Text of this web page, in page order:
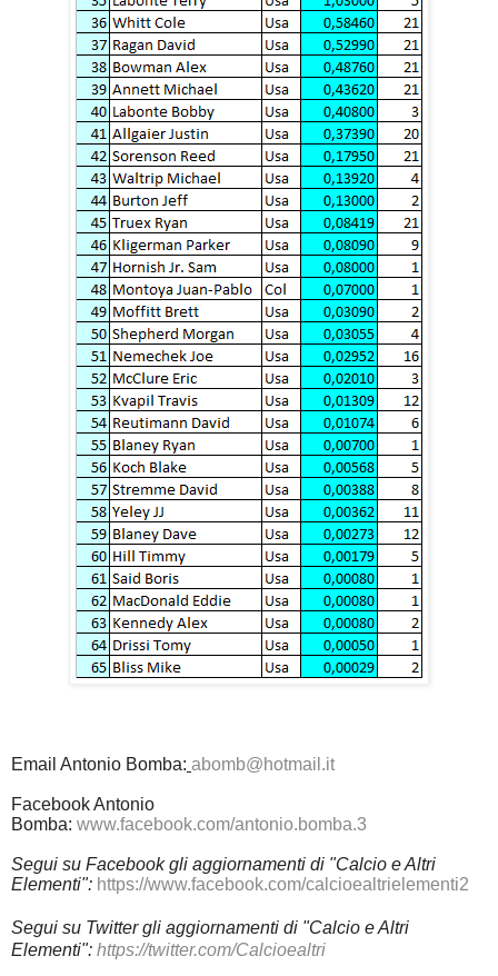
Email Antonio Bomba: abomb@hotmail.it
Facebook Antonio
Bomba: www.facebook.com/antonio.bomba.3
Segui su Facebook gli aggiornamenti di "Calcio e Altri
Elementi": https://www.facebook.com/calcioealtrielementi2
Segui su Twitter gli aggiornamenti di "Calcio e Altri
Elementi": https://twitter.com/Calcioealtri